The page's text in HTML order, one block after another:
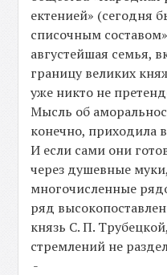
ектенией» (сегодня
списочным
августейшая семья,
границу великих
уже никто не
Мысль об
конечно, приходила
И если сами они
через душевные
многочисленные
ряд
князь С. П.
стремлений не
-